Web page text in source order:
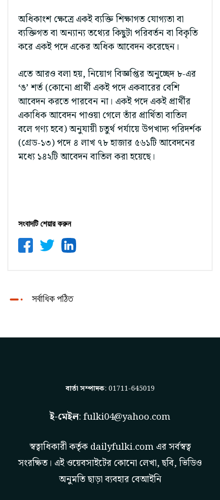
অধিকাংশ ক্ষেত্রে একই ব্যক্তি শিক্ষাগত যোগ্যতা বা
ব্যক্তিগত বা অন্যান্য তথ্যের কিছুটা পরিবর্তন বা বিকৃতি
করে একই পদে একের অধিক আবেদন করেছেন।
এতে আরও বলা হয়, নিয়োগ বিজ্ঞপ্তির অনুচ্ছেদ ৮-এর
‘ঙ’ শর্ত (কোনো প্রার্থী একই পদে একবারের বেশি
আবেদন করতে পারবেন না। একই পদে একই প্রার্থীর
একাধিক আবেদন পাওয়া গেলে তাঁর প্রার্থিতা বাতিল
বলে গণ্য হবে) অনুযায়ী চতুর্থ পর্যায়ে উপখাদ্য পরিদর্শক
(গ্রেড-১৩) পদে ৪ লাখ ৭৮ হাজার ৫৬১টি আবেদনের
মধ্যে ১৪২টি আবেদন বাতিল করা হয়েছে।
সংবাদটি শেয়ার করুন
সর্বাধিক পঠিত
বার্তা সম্পাদক: 01711-645019
ই-মেইল: fulki04@yahoo.com
স্বত্বাধিকারী কর্তৃক dailyfulki.comএর সর্বস্বত্ব
সংরক্ষিত। এই ওয়েবসাইটের কোনো লেখা, ছবি, ভিডিও
অনুমতি ছাড়া ব্যবহার বেআইনি